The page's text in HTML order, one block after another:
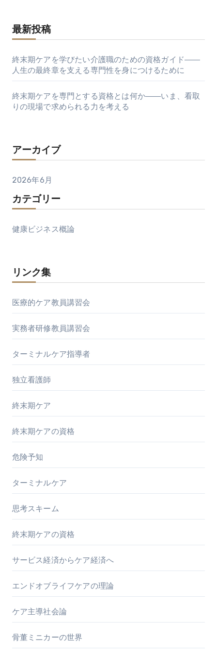
最新投稿
終末期ケアを学びたい介護職のための資格ガイド――
人生の最終章を支える専門性を身につけるために
終末期ケアを専門とする資格とは何か――いま、看取
りの現場で求められる力を考える
アーカイブ
2026年6月
カテゴリー
健康ビジネス概論
リンク集
医療的ケア教員講習会
実務者研修教員講習会
ターミナルケア指導者
独立看護師
終末期ケア
終末期ケアの資格
危険予知
ターミナルケア
思考スキーム
終末期ケアの資格
サービス経済からケア経済へ
エンドオブライフケアの理論
ケア主導社会論
骨董ミニカーの世界